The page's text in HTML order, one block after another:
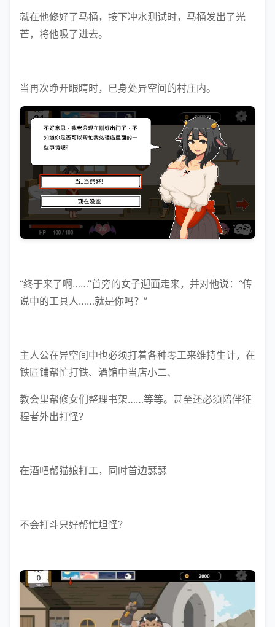
就在他修好了马桶，按下冲水测试时，马桶发出了光
芒，将他吸了进去。
当再次睁开眼睛时，已身处异空间的村庄内。
“终于来了啊……”首旁的女子迎面走来，并对他说：“传
说中的工具人……就是你吗？”
主人公在异空间中也必须打着各种零工来维持生计，在
铁匠铺帮忙打铁、酒馆中当店小二、
教会里帮修女们整理书架……等等。甚至还必须陪伴征
程者外出打怪？
在酒吧帮猫娘打工，同时首边瑟瑟
不会打斗只好帮忙坦怪？